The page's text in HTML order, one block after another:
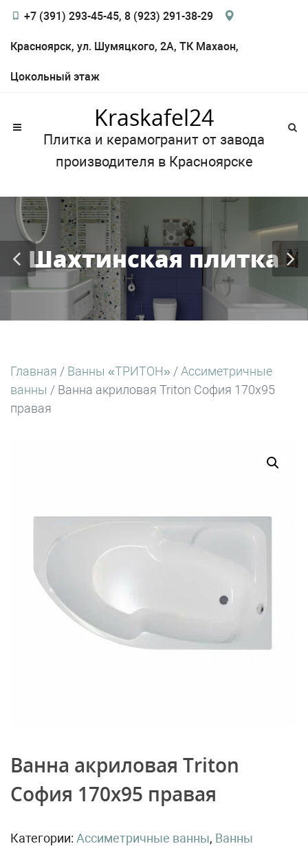
+7 (391) 293-45-45, 8 (923) 291-38-29
Красноярск, ул. Шумяцкого, 2А, ТК Махаон,
Цокольный этаж
Kraskafel24
Плитка и керамогранит от завода
производителя в Красноярске
Шахтинская плитка
Главная / Ванны «ТРИТОН» /Ассиметричные
ванны / Ванна акриловая Triton София 170х95
правая
Ванна акриловая Triton
София 170х95 правая
Категории: Ассиметричные ванны, Ванны